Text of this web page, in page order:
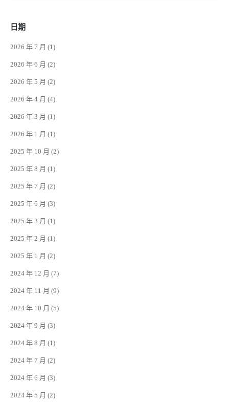
日期
2026 年 7 月 (1)
2026 年 6 月 (2)
2026 年 5 月 (2)
2026 年 4 月 (4)
2026 年 3 月 (1)
2026 年 1 月 (1)
2025 年 10 月 (2)
2025 年 8 月 (1)
2025 年 7 月 (2)
2025 年 6 月 (3)
2025 年 3 月 (1)
2025 年 2 月 (1)
2025 年 1 月 (2)
2024 年 12 月 (7)
2024 年 11 月 (9)
2024 年 10 月 (5)
2024 年 9 月 (3)
2024 年 8 月 (1)
2024 年 7 月 (2)
2024 年 6 月 (3)
2024 年 5 月 (2)